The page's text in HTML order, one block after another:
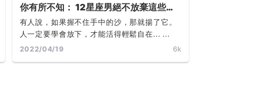
你有所不知： 12星座男絕不放棄這些東
西！？獅子死愛面子、天蠍最深癡情...
....
有人說，如果握不住手中的沙，那就揚了它。
人一定要學會放下，才能活得輕鬆自在... ...
2022/04/19 6k